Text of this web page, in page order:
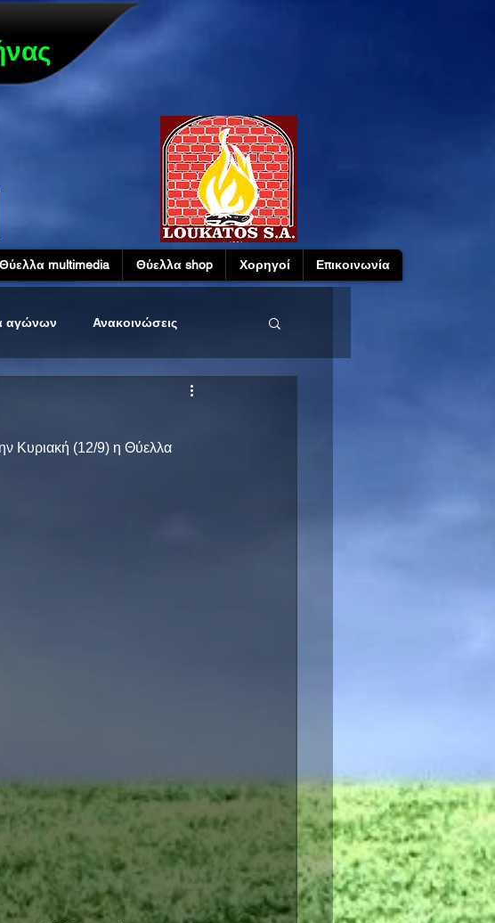
Θύελλα multimedia Θύελλα shop Χορηγοί Επικοινωνία
αγώνων Ανακοινώσεις
Κυριακή (12/9) η Θύελλα